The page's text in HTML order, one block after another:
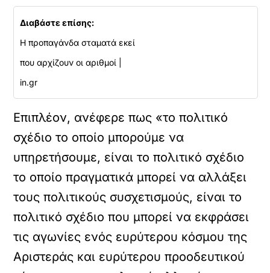
Διαβάστε επίσης:
Η προπαγάνδα σταματά εκεί
που αρχίζουν οι αριθμοί |
in.gr
Επιπλέον, ανέφερε πως «το πολιτικό
σχέδιο το οποίο μπορούμε να
υπηρετήσουμε, είναι το πολιτικό σχέδιο
το οποίο πραγματικά μπορεί να αλλάξει
τους πολιτικούς συσχετισμούς, είναι το
πολιτικό σχέδιο που μπορεί να εκφράσει
τις αγωνίες ενός ευρύτερου κόσμου της
Αριστεράς και ευρύτερου προοδευτικού